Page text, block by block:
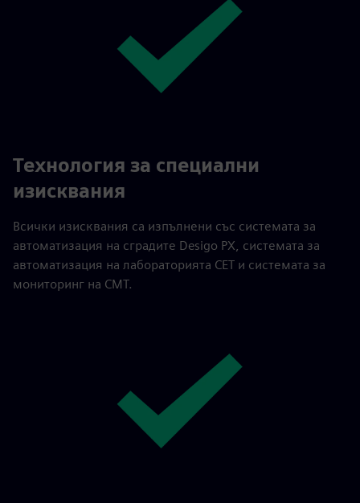
Технология за специални
изисквания
Всички изисквания са изпълнени със системата за
автоматизация на сградите Desigo PX, системата за
автоматизация на лабораторията CET и системата за
мониторинг на CMT.